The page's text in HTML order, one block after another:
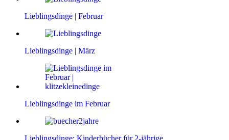
Lieblingsdinge | Februar
Lieblingsdinge | März
Lieblingsdinge im Februar